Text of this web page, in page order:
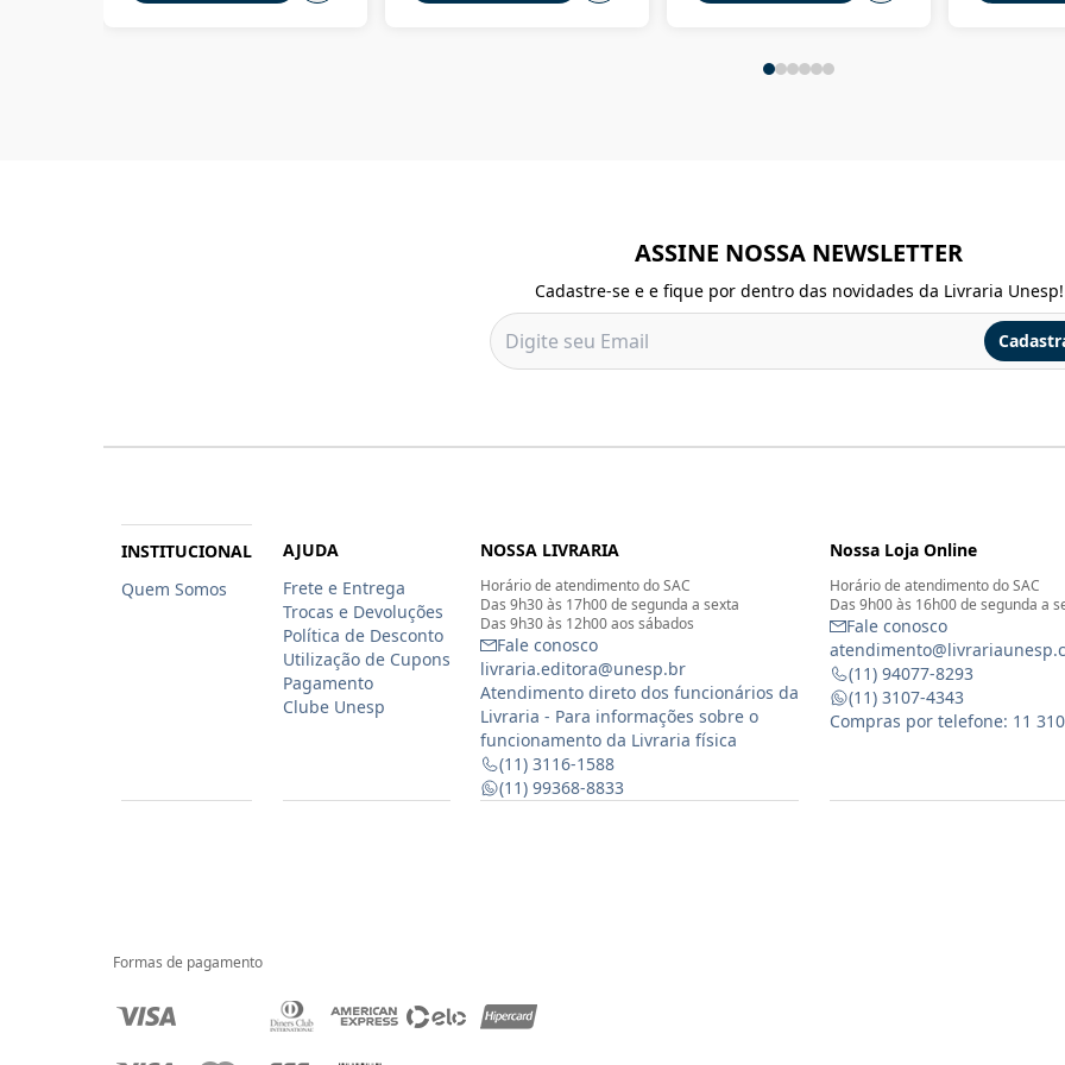
ASSINE NOSSA NEWSLETTER
Cadastre-se e e fique por dentro das novidades da Livraria Unesp!
INSTITUCIONAL
Quem Somos
AJUDA
Frete e Entrega
Trocas e Devoluções
Política de Desconto
Utilização de Cupons
Pagamento
Clube Unesp
NOSSA LIVRARIA
Horário de atendimento do SAC
Das 9h30 às 17h00 de segunda a sexta
Das 9h30 às 12h00 aos sábados
Fale conosco
livraria.editora@unesp.br
Atendimento direto dos funcionários da
Livraria - Para informações sobre o
funcionamento da Livraria física
(11) 3116-1588
(11) 99368-8833
Nossa Loja Online
Horário de atendimento do SAC
Das 9h00 às 16h00 de segunda a
Fale conosco
(11) 94077-8293
(11) 3107-4343
Compras por telefone: 11
Formas de pagamento